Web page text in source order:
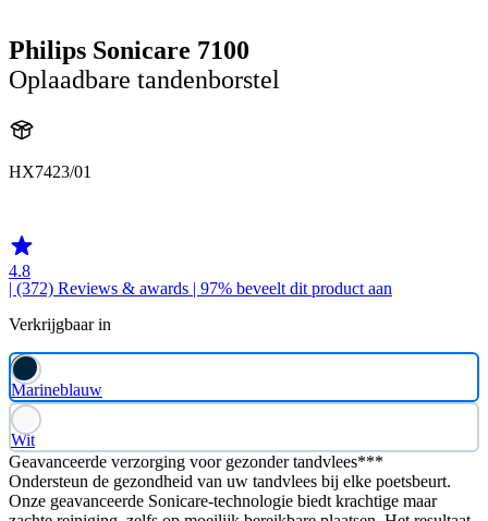
Philips Sonicare 7100
Oplaadbare tandenborstel
HX7423/01
4.8
| (372) Reviews & awards | 97% beveelt dit product aan
Verkrijgbaar in
Marineblauw
Wit
Geavanceerde verzorging voor gezonder tandvlees***
Ondersteun de gezondheid van uw tandvlees bij elke poetsbeurt.
Onze geavanceerde Sonicare-technologie biedt krachtige maar